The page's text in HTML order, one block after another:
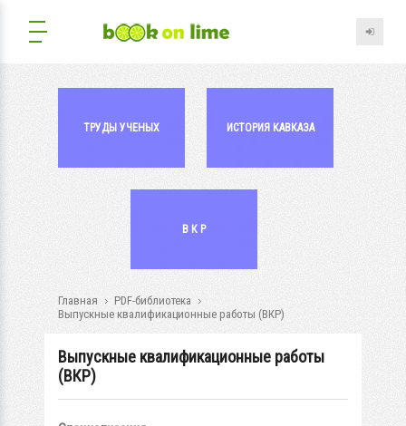
ТРУДЫ УЧЕНЫХ ИСТОРИЯ КАВКАЗА
В К Р
Главная
PDF-библиотека
Выпускные квалификационные работы (ВКР)
Выпускные квалификационные работы
(ВКР)